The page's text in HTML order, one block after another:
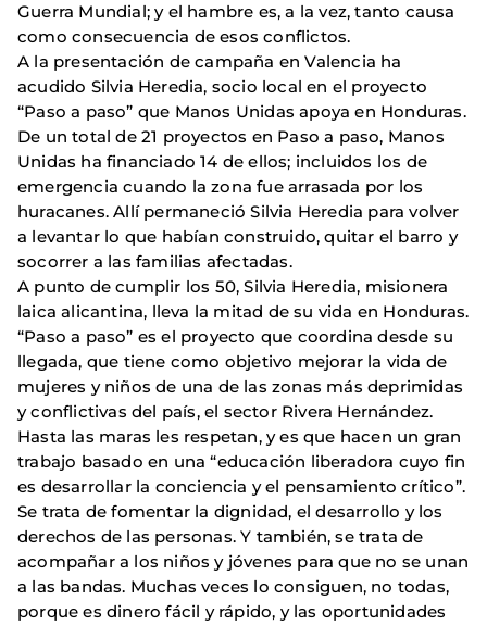
Guerra Mundial; y el hambre es, a la vez, tanto causa
como consecuencia de esos conflictos.
A la presentación de campaña en Valencia ha
acudido Silvia Heredia, socio local en el proyecto
“Paso a paso” que Manos Unidas apoya en Honduras.
De un total de 21 proyectos en Paso a paso, Manos
Unidas ha financiado 14 de ellos; incluidos los de
emergencia cuando la zona fue arrasada por los
huracanes. Allí permaneció Silvia Heredia para volver
a levantar lo que habían construido, quitar el barro y
socorrer a las familias afectadas.
A punto de cumplir los 50, Silvia Heredia, misionera
laica alicantina, lleva la mitad de su vida en Honduras.
“Paso a paso” es el proyecto que coordina desde su
llegada, que tiene como objetivo mejorar la vida de
mujeres y niños de una de las zonas más deprimidas
y conflictivas del país, el sector Rivera Hernández.
Hasta las maras les respetan, y es que hacen un gran
trabajo basado en una “educación liberadora cuyo fin
es desarrollar la conciencia y el pensamiento crítico”.
Se trata de fomentar la dignidad, el desarrollo y los
derechos de las personas. Y también, se trata de
acompañar a los niños y jóvenes para que no se unan
a las bandas. Muchas veces lo consiguen, no todas,
porque es dinero fácil y rápido, y las oportunidades